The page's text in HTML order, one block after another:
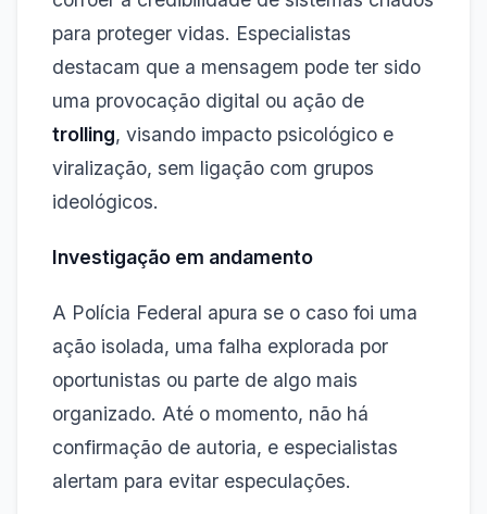
para proteger vidas. Especialistas
destacam que a mensagem pode ter sido
uma provocação digital ou ação de
trolling, visando impacto psicológico e
viralização, sem ligação com grupos
ideológicos.
Investigação em andamento
A Polícia Federal apura se o caso foi uma
ação isolada, uma falha explorada por
oportunistas ou parte de algo mais
organizado. Até o momento, não há
confirmação de autoria, e especialistas
alertam para evitar especulações.